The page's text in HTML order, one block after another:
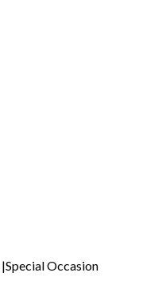
|Special Occasion